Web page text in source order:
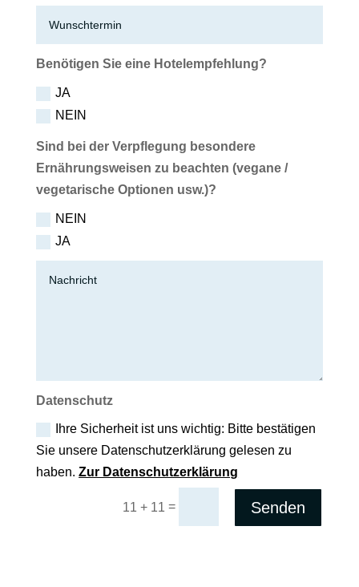
Benötigen Sie eine Hotelempfehlung?
JA
NEIN
Sind bei der Verpflegung besondere
Ernährungsweisen zu beachten (vegane /
vegetarische Optionen usw.)?
NEIN
JA
Datenschutz
Ihre Sicherheit ist uns wichtig: Bitte bestätigen
Sie unsere Datenschutzerklärung gelesen zu
haben.Zur Datenschutzerklärung
11 + 11 = Senden